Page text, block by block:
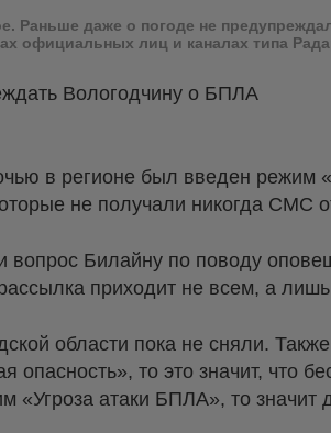
Раньше даже о погоде не
официальных лиц и каналах типа
Вологодчину о БПЛА
в регионе был введен режим
не получали никогда СМС
вопрос Билайну по поводу
приходит не всем, а
области пока не сняли.
то это значит, что
«Угроза атаки БПЛА», то